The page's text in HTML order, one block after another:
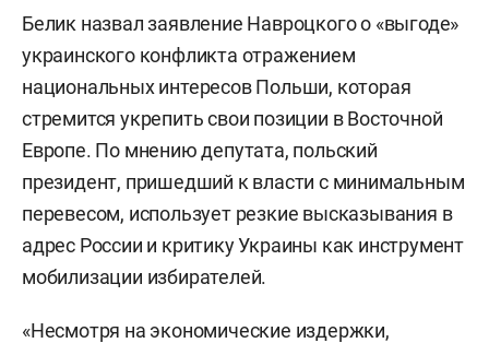
Белик назвал заявление Навроцкого о «выгоде»
украинского конфликта отражением
национальных интересов Польши, которая
стремится укрепить свои позиции в Восточной
Европе. По мнению депутата, польский
президент, пришедший к власти с минимальным
перевесом, использует резкие высказывания в
адрес России и критику Украины как инструмент
мобилизации избирателей.
«Несмотря на экономические издержки,